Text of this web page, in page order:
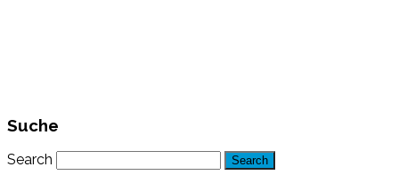
Suche
Search